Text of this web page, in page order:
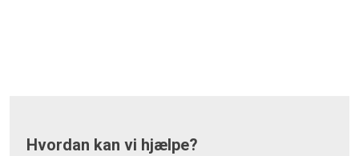
​Hvordan kan vi hjælpe?